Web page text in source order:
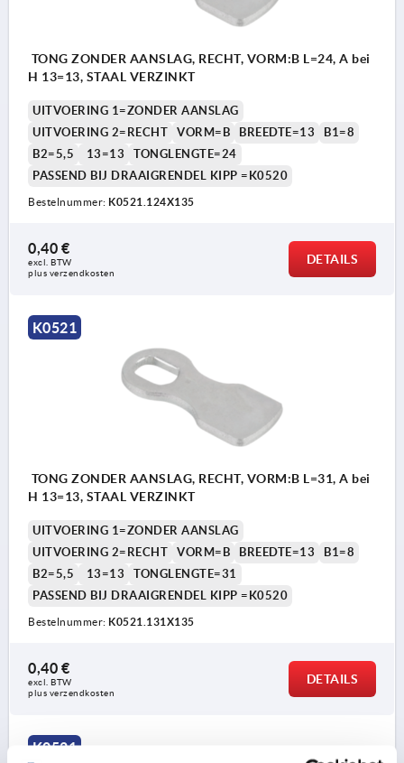
TONG ZONDER AANSLAG, RECHT, VORM:B L=24, A bei
H 13=13, STAAL VERZINKT
UITVOERING 1=ZONDER AANSLAG
UITVOERING 2=RECHT
VORM=B BREEDTE=13
B1=8
B2=5,5
13=13
TONGLENGTE=24
PASSEND BIJ DRAAIGRENDEL KIPP =K0520
Bestelnummer: K0521.124X135
0,40 €
excl. BTW
plus verzendkosten
DETAILS
K0521
TONG ZONDER AANSLAG, RECHT, VORM:B L=31, A bei
H 13=13, STAAL VERZINKT
UITVOERING 1=ZONDER AANSLAG
UITVOERING 2=RECHT
VORM=B BREEDTE=13
B1=8
B2=5,5
13=13
TONGLENGTE=31
PASSEND BIJ DRAAIGRENDEL KIPP =K0520
Bestelnummer: K0521.131X135
0,40 €
excl. BTW
plus verzendkosten
DETAILS
K0521